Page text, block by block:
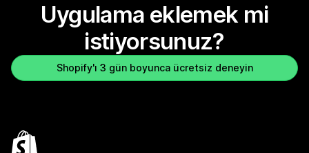
Uygulama eklemek mi
istiyorsunuz?
Shopify'ı 3 gün boyunca ücretsiz deneyin